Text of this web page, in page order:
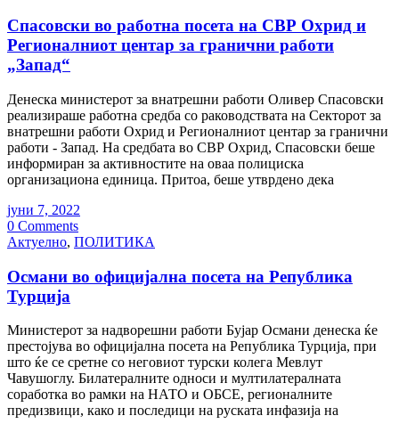
Спасовски во работна посета на СВР Охрид и
Регионалниот центар за гранични работи
„Запад“
Денеска министерот за внатрешни работи Оливер Спасовски
реализираше работна средба со раководствата на Секторот за
внатрешни работи Охрид и Регионалниот центар за гранични
работи - Запад. На средбата во СВР Охрид, Спасовски беше
информиран за активностите на оваа полициска
организациона единица. Притоа, беше утврдено дека
јуни 7, 2022
0 Comments
Актуелно, ПОЛИТИКА
Османи во официјална посета на Република
Турција
Министерот за надворешни работи Бујар Османи денеска ќе
престојува во официјална посета на Република Турција, при
што ќе се сретне со неговиот турски колега Мевлут
Чавушоглу. Билатералните односи и мултилатералната
соработка во рамки на НАТО и ОБСЕ, регионалните
предизвици, како и последици на руската инфазија на